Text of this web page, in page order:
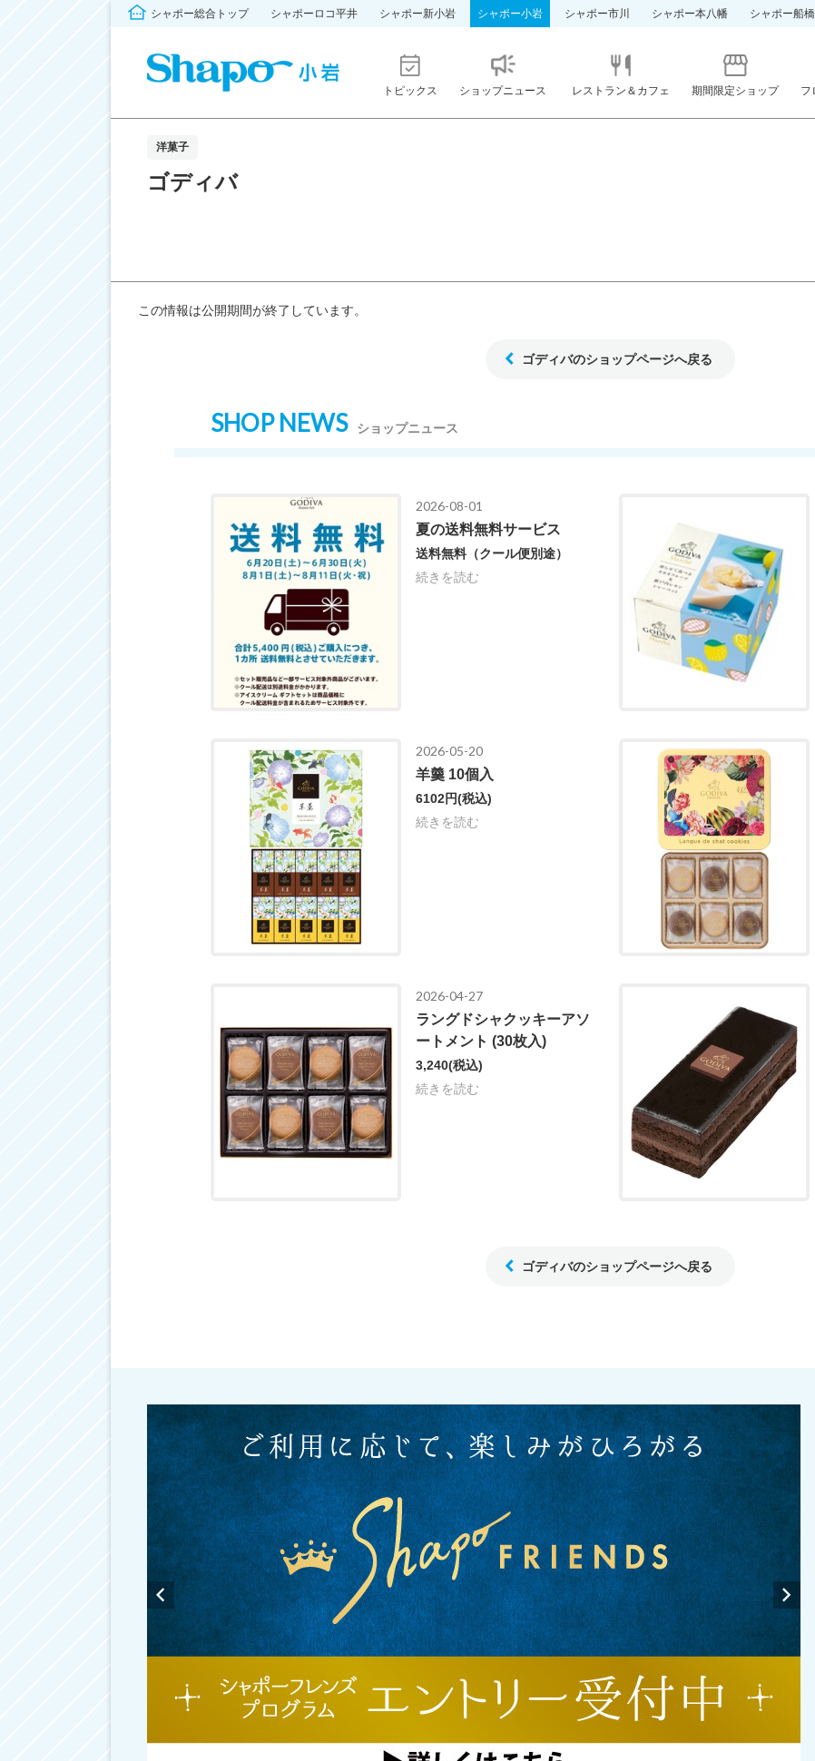
シャポー総合トップ シャポーロコ平井 シャポー新小岩 シャポー小岩 シャポー市川 シャポー本八幡 シャポー船橋
トピックス ショップニュース レストラン＆カフェ 期間限定ショップ フ
洋菓子
ゴディバ
この情報は公開期間が終了しています。
ゴディバのショップページへ戻る
SHOP NEWS ショップニュース
2026-08-01
夏の送料無料サービス
送料無料（クール便別途）
続きを読む
2026-05-20
羊羹 10個入
6102円(税込)
続きを読む
2026-04-27
ラングドシャクッキーアソ
ートメント (30枚入)
3,240(税込)
続きを読む
ゴディバのショップページへ戻る